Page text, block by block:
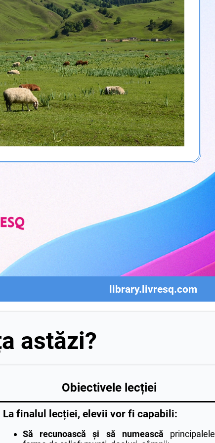
library.livresq.com
astăzi?
Obiectivele lecției
La finalul lecției, elevii vor fi capabili:
Să recunoască și să numească principalele